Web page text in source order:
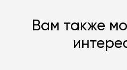
Вам также